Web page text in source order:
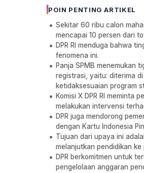
POIN PENTING ARTIKEL
Sekitar 60 ribu calon
mencapai 10 persen dari
DPR RI menduga bahwa
fenomena ini.
Panja SPMB menemukan
registrasi, yaitu: diterima
ketidaksesuaian program
Komisi X DPR RI meminta
melakukan intervensi
DPR juga mendorong
dengan Kartu Indonesia
Tujuan dari upaya ini
melanjutkan pendidikan
DPR berkomitmen untuk
pengelolaan anggaran